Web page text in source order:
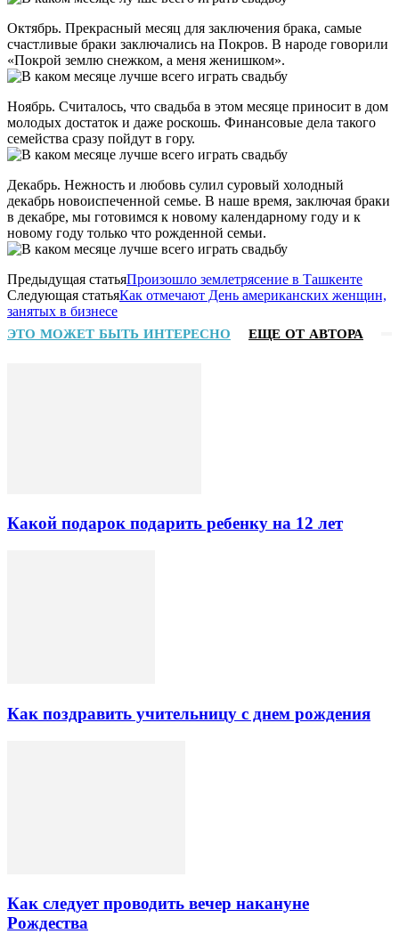
Октябрь. Прекрасный месяц для заключения брака, самые
счастливые браки заключались на Покров. В народе говорили
«Покрой землю снежком, а меня женишком».
Ноябрь. Считалось, что свадьба в этом месяце приносит в дом
молодых достаток и даже роскошь. Финансовые дела такого
семейства сразу пойдут в гору.
Декабрь. Нежность и любовь сулил суровый холодный
декабрь новоиспеченной семье. В наше время, заключая браки
в декабре, мы готовимся к новому календарному году и к
новому году только что рожденной семьи.
Предыдущая статьяПроизошло землетрясение в Ташкенте
Следующая статьяКак отмечают День американских женщин,
занятых в бизнесе
ЭТО МОЖЕТ БЫТЬ ИНТЕРЕСНО ЕЩЕ ОТ АВТОРА
Какой подарок подарить ребенку на 12 лет
Как поздравить учительницу с днем рождения
Как следует проводить вечер накануне
Рождества